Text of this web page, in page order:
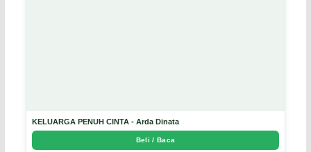
KELUARGA PENUH CINTA - Arda Dinata
Beli / Baca